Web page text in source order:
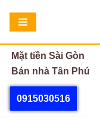
Chuyển
tới
nội
dung
Mặt tiền Sài Gòn
Bán nhà Tân Phú
0915030516